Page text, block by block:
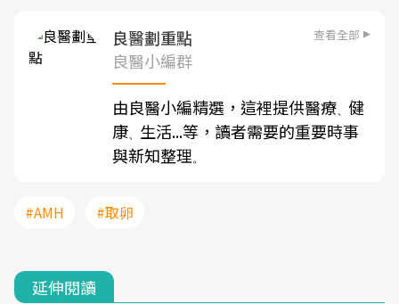
良醫劃重點 查看全部
良醫小編群
由良醫小編精選，這裡提供醫療、 健
康、 生活...等，讀者需要的重要時事
與新知整理。
#AMH #取卵
延伸閱讀